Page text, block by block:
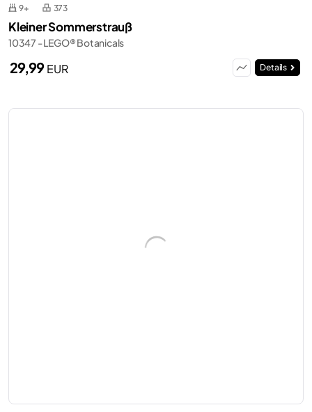
9+ 373
Kleiner Sommerstrauß
10347 - LEGO® Botanicals
29,99EUR Details